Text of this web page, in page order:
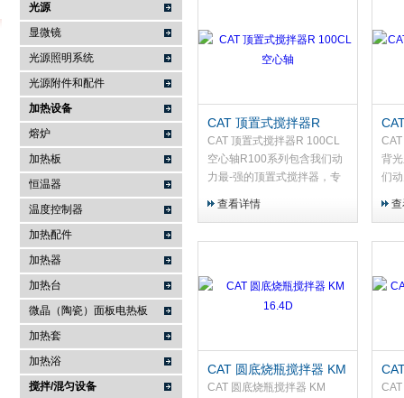
武汉提沃克科技有限公司
光源
显微镜
光源照明系统
光源附件和配件
加热设备
熔炉
加热板
恒温器
温度控制器
加热配件
加热器
加热台
微晶（陶瓷）面板电热板
加热套
加热浴
搅拌/混匀设备
CAT 顶置式搅拌器R
100CL 空心轴
CAT 顶置式搅拌器R 100CL
空心轴R100系列包含我们动
力最-强的顶置式搅拌器，专
70000mPas）及大容量（最
查看详情
背
们
CAT 圆底烧瓶搅拌器 KM
16.4D
CAT 圆底烧瓶搅拌器 KM